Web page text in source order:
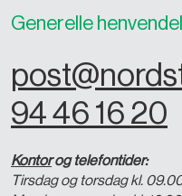
Generelle
94 46 16 20
Kontorog telefontider:
Tirsdag og torsdag kl.